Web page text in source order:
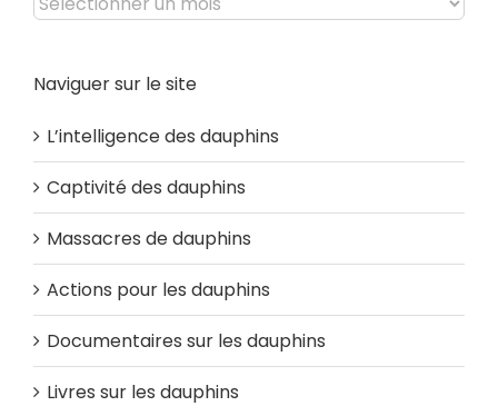
Naviguer sur le site
L’intelligence des dauphins
Captivité des dauphins
Massacres de dauphins
Actions pour les dauphins
Documentaires sur les dauphins
Livres sur les dauphins